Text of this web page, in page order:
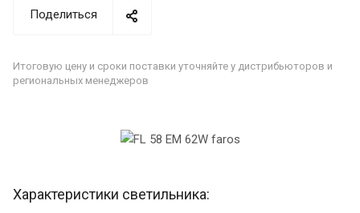
Поделиться
Итоговую цену и сроки поставки уточняйте у дистрибьюторов и
региональных менеджеров
Характеристики светильника: